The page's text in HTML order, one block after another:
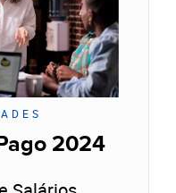
2024